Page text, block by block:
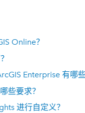
Online？
Enterprise有哪些
些要求？
进行自定义？